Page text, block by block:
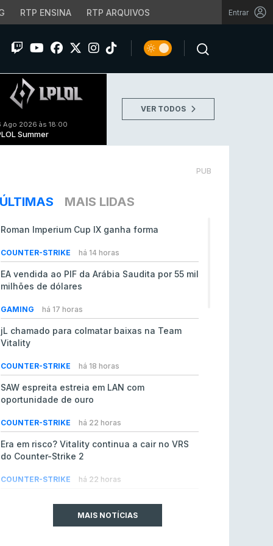
RTP ENSINA RTP ARQUIVOS Entrar
Ago 2026 às 18:00
Summer
VER TODOS
PUB
ÚLTIMAS MAIS LIDAS
Roman Imperium Cup IX ganha forma
COUNTER-STRIKE há 14 horas
EA vendida ao PIF da Arábia Saudita por 55 mil
milhões de dólares
GAMING há 17 horas
jL chamado para colmatar baixas na Team
Vitality
COUNTER-STRIKE há 18 horas
SAW espreita estreia em LAN com
oportunidade de ouro
COUNTER-STRIKE há 22 horas
Era em risco? Vitality continua a cair no VRS
do Counter-Strike 2
COUNTER-STRIKE há 22 horas
comunitários de League of Legends
MAIS NOTÍCIAS